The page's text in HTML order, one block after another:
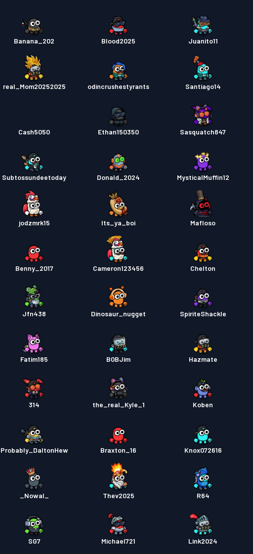
Banana_202 Blood2025 Juanito11
real_Mom20252025 odincrushestyrants Santiago14
Cash5050 Ethan150350 Sasquatch847
Subtossundeetoday Donald_2024 MysticalMuffin12
jodzmrk15 Its_ya_boi Mafloso
Benny_2017 Cameron123456 Chelton
Jfn438 Dinosaur_nugget SpiriteShackle
Fatim185 B0BJim Hazmate
314 the_real_Kyle_1 Koben
Probably_DaltonHew Braxton_16 Knox072616
_Nowal_ Thev2025 R64
SG7 Michael721 Link2024